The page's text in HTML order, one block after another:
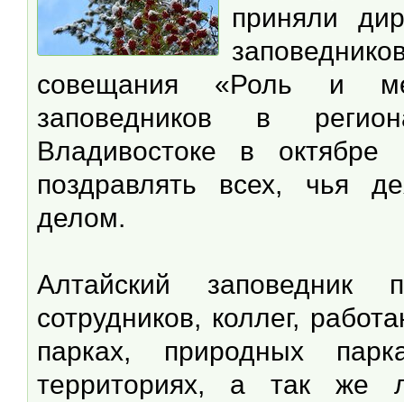
приняли
совещания «Роль и
заповедников в
Владивостоке в
поздравлять всех, чья
делом.
Алтайский заповедник
сотрудников, коллег,
парках, природных
территориях, а так же